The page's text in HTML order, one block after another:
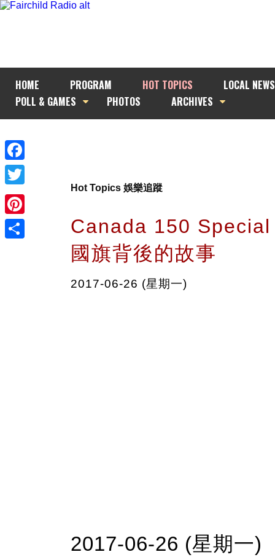
HOME PROGRAM HOT TOPICS
LOCAL NEWS
POLL & GAMES
PHOTOS ARCHIVES
Facebook
Twitter
Pinterest
Hot Topics 娛樂追蹤
Canada 150 Special
國旗背後的故事
2017-06-26 (星期一)
2017-06-26 (星期一)